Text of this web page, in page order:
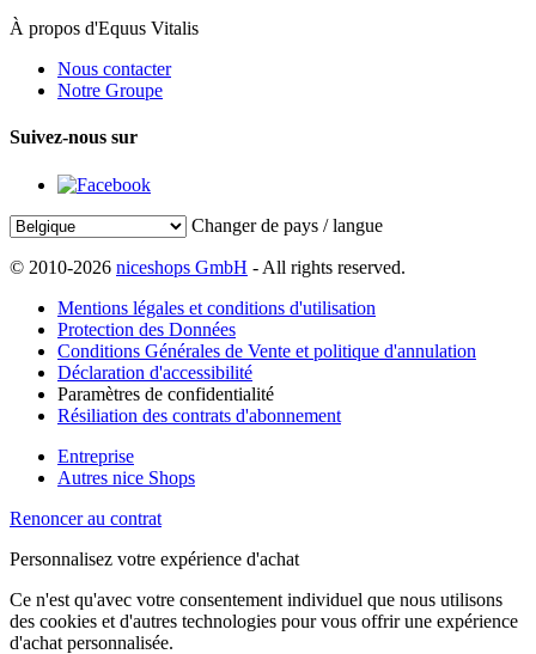
À propos d'Equus Vitalis
Nous contacter
Notre Groupe
Suivez-nous sur
Changer de pays / langue
© 2010-2026 niceshops GmbH - All rights reserved.
Mentions légales et conditions d'utilisation
Protection des Données
Conditions Générales de Vente et politique d'annulation
Déclaration d'accessibilité
Paramètres de confidentialité
Résiliation des contrats d'abonnement
Entreprise
Autres nice Shops
Renoncer au contrat
Personnalisez votre expérience d'achat
Ce n'est qu'avec votre consentement individuel que nous utilisons
des cookies et d'autres technologies pour vous offrir une expérience
d'achat personnalisée.